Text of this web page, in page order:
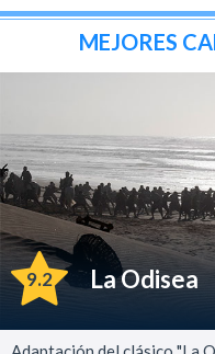
MEJORES
9.2 La Odisea